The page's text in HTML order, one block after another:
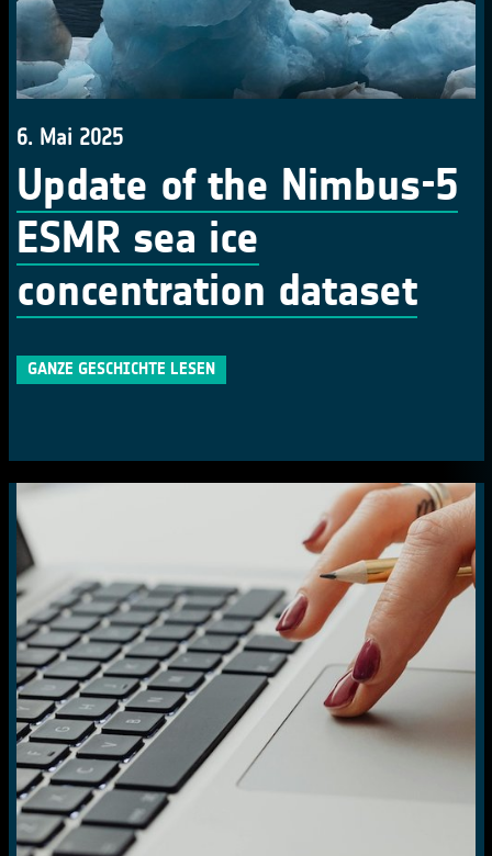
6. Mai 2025
Update of the Nimbus-5
ESMR sea ice
concentration dataset
GANZE GESCHICHTE LESEN